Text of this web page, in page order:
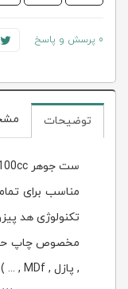
0 پرسش و پاسخ
توضیحات
ست جوهر Epson Mirtex Sublimation 100cc
مناسب برای
تکنولوژی هد
مخصوص چاپ
, پازل , MDf , ... )